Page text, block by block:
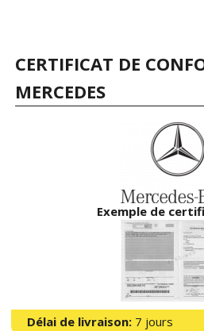
CERTIFICAT DE
MERCEDES
Exemple de
Délai de livraison: 7 jours